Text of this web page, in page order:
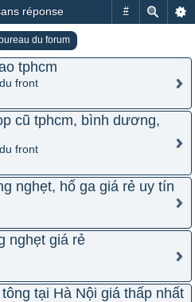
#
réponse
du forum
tphcm
front
cũ tphcm, bình dương,
front
nghẹt, hố ga giá rẻ uy tín
nghẹt giá rẻ
tại Hà Nội giá thấp nhất